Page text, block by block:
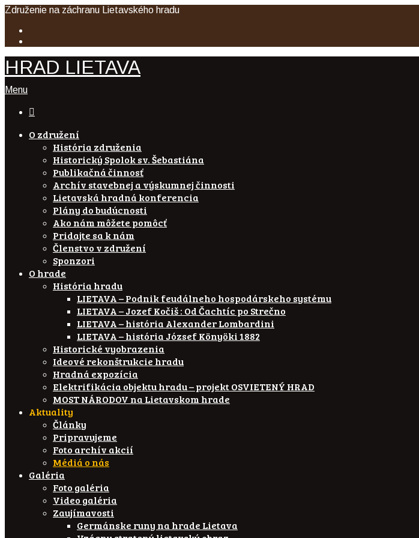
Združenie na záchranu Lietavského hradu
HRAD LIETAVA
Menu

O združení
História združenia
Historický Spolok sv. Šebastiána
Publikačná činnosť
Archív stavebnej a výskumnej činnosti
Lietavská hradná konferencia
Plány do budúcnosti
Ako nám môžete pomôcť
Pridajte sa k nám
Členstvo v združení
Sponzori
O hrade
História hradu
LIETAVA – Podnik feudálneho hospodárskeho systému
LIETAVA – Jozef Kočiš : Od Čachtíc po Strečno
LIETAVA – história Alexander Lombardini
LIETAVA – história József Könyöki 1882
Historické vyobrazenia
Ideové rekonštrukcie hradu
Hradná expozícia
Elektrifikácia objektu hradu – projekt OSVIETENÝ HRAD
MOST NÁRODOV na Lietavskom hrade
Aktuality
Články
Pripravujeme
Foto archív akcií
Médiá o nás
Galéria
Foto galéria
Video galéria
Zaujímavosti
Germánske runy na hrade Lietava